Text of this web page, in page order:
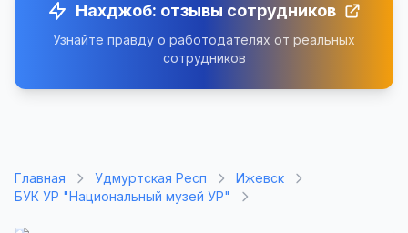
Нахджоб: отзывы сотрудников
Узнайте правду о работодателях от реальных
сотрудников
Главная Удмуртская Респ
Ижевск
БУК УР "Национальный музей УР"